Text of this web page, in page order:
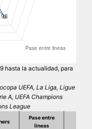
hasta la actualidad, para
UEFA, La Liga, Ligue
A, UEFA Champions
League
Pase entre
lineas